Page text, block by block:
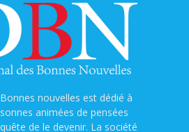
nouvelles est dédié à
animées de pensées
de le devenir. La société